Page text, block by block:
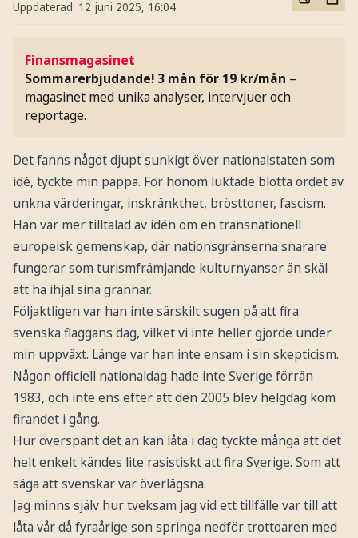
Uppdaterad: 12 juni 2025, 16:04
Finansmagasinet
Sommarerbjudande! 3 mån för 19 kr/mån –
magasinet med unika analyser, intervjuer och
reportage.
Det fanns något djupt sunkigt över nationalstaten som
idé, tyckte min pappa. För honom luktade blotta ordet av
unkna värderingar, inskränkthet, brösttoner, fascism.
Han var mer tilltalad av idén om en transnationell
europeisk gemenskap, där nationsgränserna snarare
fungerar som turismfrämjande kulturnyanser än skäl
att ha ihjäl sina grannar.
Följaktligen var han inte särskilt sugen på att fira
svenska flaggans dag, vilket vi inte heller gjorde under
min uppväxt. Länge var han inte ensam i sin skepticism.
Någon officiell nationaldag hade inte Sverige förrän
1983, och inte ens efter att den 2005 blev helgdag kom
firandet i gång.
Hur överspänt det än kan låta i dag tyckte många att det
helt enkelt kändes lite rasistiskt att fira Sverige. Som att
säga att svenskar var överlägsna.
Jag minns själv hur tveksam jag vid ett tillfälle var till att
låta vår då fyraårige son springa nedför trottoaren med